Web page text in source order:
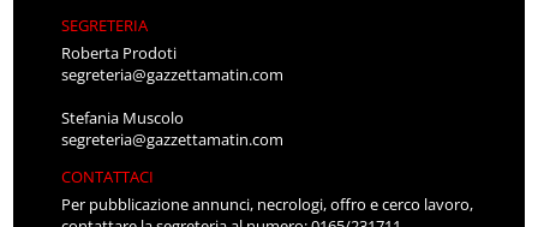
SEGRETERIA
Roberta Prodoti
segreteria@gazzettamatin.com
Stefania Muscolo
segreteria@gazzettamatin.com
CONTATTACI
Per pubblicazione annunci, necrologi, offro e cerco lavoro,